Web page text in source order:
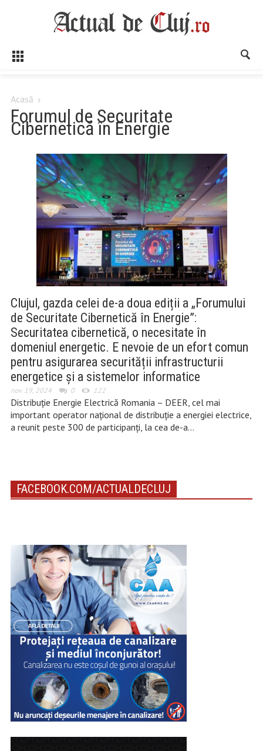
Acasă
Forumul de Securitate
Cibernetică în Energie
Clujul, gazda celei de-a doua ediții a „Forumului
de Securitate Cibernetică în Energie”:
Securitatea cibernetică, o necesitate în
domeniul energetic. E nevoie de un efort comun
pentru asigurarea securității infrastructurii
energetice și a sistemelor informatice
nov. 19, 2024 0 122
Distribuție Energie Electrică Romania – DEER, cel mai
important operator național de distribuție a energiei electrice,
a reunit peste 300 de participanți, la cea de-a…
FACEBOOK.COM/ACTUALDECLUJ